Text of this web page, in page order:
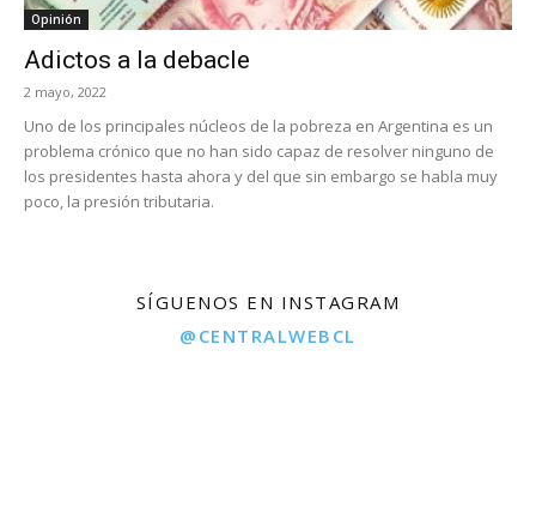
Opinión
Adictos a la debacle
2 mayo, 2022
Uno de los principales núcleos de la pobreza en Argentina es un
problema crónico que no han sido capaz de resolver ninguno de
los presidentes hasta ahora y del que sin embargo se habla muy
poco, la presión tributaria.
SÍGUENOS EN INSTAGRAM
@CENTRALWEBCL